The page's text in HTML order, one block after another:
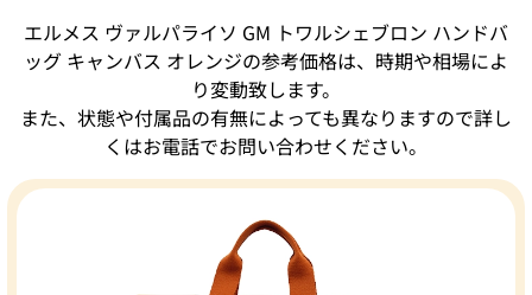
エルメス ヴァルパライソ GM トワルシェブロン ハンドバ
ッグ キャンバス オレンジの参考価格は、時期や相場によ
り変動致します。
また、状態や付属品の有無によっても異なりますので詳し
くはお電話でお問い合わせください。